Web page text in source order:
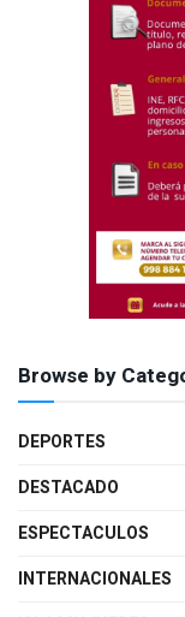
Browse by
DEPORTES
DESTACADO
ESPECTACULOS
INTERNACIONALES